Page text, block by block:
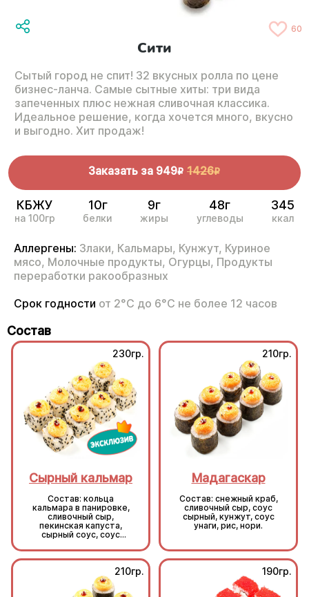
60
Сити
Сытый город не спит! 32 вкусных ролла по цене
бизнес-ланча. Самые сытные хиты: три вида
запеченных плюс нежная сливочная классика.
Идеальное решение, когда хочется много, вкусно
и выгодно. Хит продаж!
Заказать за 949R 1426R
КБЖУ
на 100гр
10г
белки
9г
жиры
48г
углеводы
345
ккал
Аллергены: Злаки, Кальмары, Кунжут, Куриное
мясо, Молочные продукты, Огурцы, Продукты
переработки ракообразных
Срок годности от 2°С до 6°С не более 12 часов
Состав
230гр.
Сырный кальмар
Состав: кольца
кальмара в панировке,
сливочный сыр,
пекинская капуста,
сырный соус, соус
210гр.
Мадагаскар
Состав: снежный краб,
сливочный сыр, соус
сырный, кунжут, соус
унаги, рис, нори.
210гр. 190гр.